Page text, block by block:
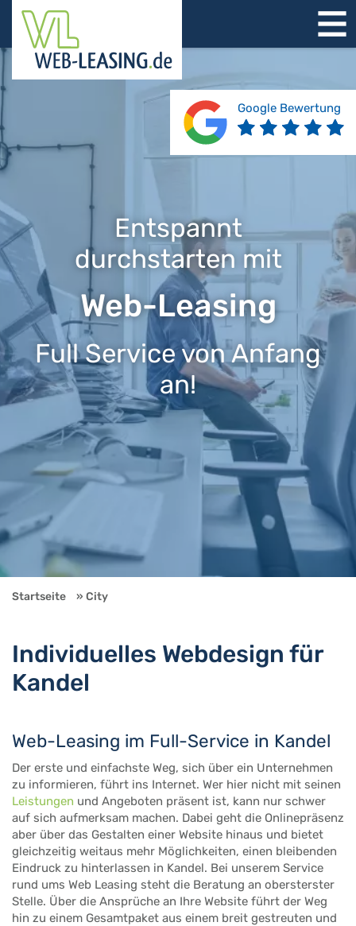
STARTSEITE
ÜBER UNS
PRODUKTE
REFERENZEN
BERATUNG
JOBS
KONTAKT
Entspannt
durchstarten mit
Web-Leasing
Full Service von Anfang
an!
Startseite City
Individuelles Webdesign für
Kandel
Web-Leasing im Full-Service in Kandel
Der erste und einfachste Weg, sich über ein Unternehmen
zu informieren, führt ins Internet. Wer hier nicht mit seinen
Leistungen und Angeboten präsent ist, kann nur schwer
auf sich aufmerksam machen. Dabei geht die Onlinepräsenz
aber über das Gestalten einer Website hinaus und bietet
gleichzeitig weitaus mehr Möglichkeiten, einen bleibenden
Eindruck zu hinterlassen in Kandel. Bei unserem Service
rund ums Web Leasing steht die Beratung an obersterster
Stelle. Über die Ansprüche an Ihre Website führt der Weg
hin zu einem Gesamtpaket aus einem breit gestreuten und
Google Bewertung